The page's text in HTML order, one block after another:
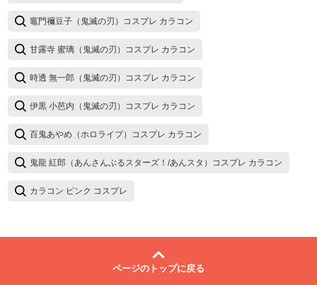
竈門禰豆子（鬼滅の刃）コスプレ カラコン
甘露寺 蜜璃（鬼滅の刃）コスプレ カラコン
時透 無一郎（鬼滅の刃）コスプレ カラコン
伊黒 小芭内（鬼滅の刃）コスプレ カラコン
百鬼あやめ（ホロライブ）コスプレ カラコン
鬼龍 紅郎（あんさんぶるスターズ！/あんスタ）コスプレ カラコン
カラコン ピンク コスプレ
ページのトップに戻る